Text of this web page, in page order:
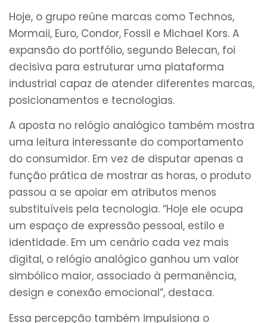
Hoje, o grupo reúne marcas como Technos,
Mormaii, Euro, Condor, Fossil e Michael Kors. A
expansão do portfólio, segundo Belecan, foi
decisiva para estruturar uma plataforma
industrial capaz de atender diferentes marcas,
posicionamentos e tecnologias.
A aposta no relógio analógico também mostra
uma leitura interessante do comportamento
do consumidor. Em vez de disputar apenas a
função prática de mostrar as horas, o produto
passou a se apoiar em atributos menos
substituíveis pela tecnologia. “Hoje ele ocupa
um espaço de expressão pessoal, estilo e
identidade. Em um cenário cada vez mais
digital, o relógio analógico ganhou um valor
simbólico maior, associado à permanência,
design e conexão emocional”, destaca.
Essa percepção também impulsiona o